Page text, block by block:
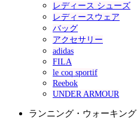
レディース シューズ
レディースウェア
バッグ
アクセサリー
adidas
FILA
le coq sportif
Reebok
UNDER ARMOUR
ランニング・ウォーキング